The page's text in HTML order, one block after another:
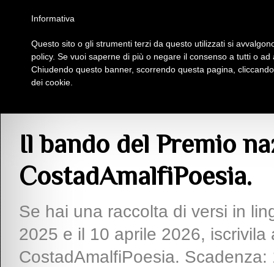
Insieme Per La Cultura
Il bando del Premio
CostadAmalfiPoesia.
Se hai una raccolta di versi in
2025 e il 10 aprile 2026,
CostadAmalfiPoesia.
Informativa
Questo sito o gli strumenti terzi da questo utilizzati si
policy. Se vuoi saperne di più o negare il consenso a tutti o
Chiudendo questo banner, scorrendo questa pagina,
dei cookie.